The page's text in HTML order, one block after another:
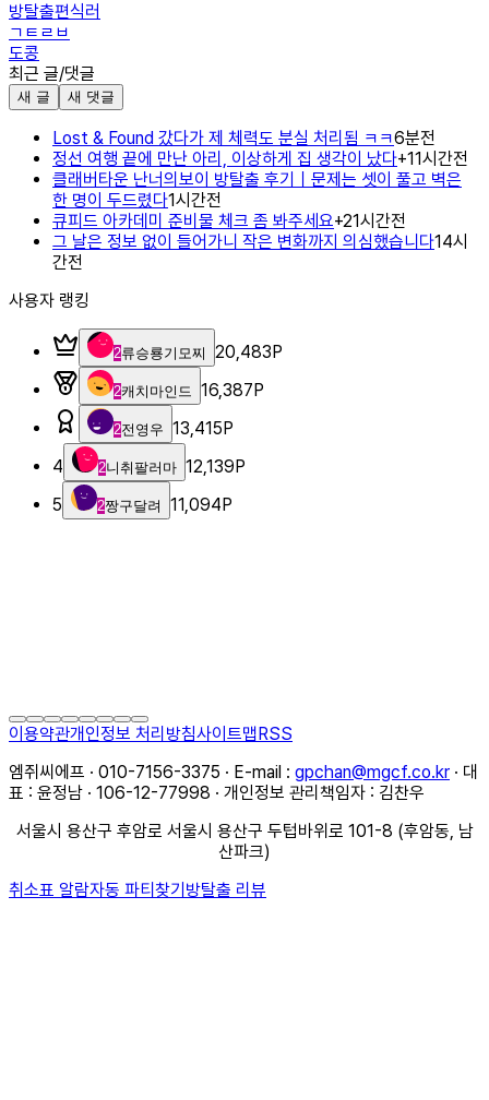
방탈출편식러
ㄱㅌㄹㅂ
도콩
최근 글/댓글
새 글 새 댓글
Lost & Found 갔다가 제 체력도 분실 처리됨 ㅋㅋ6분전
정선 여행 끝에 만난 아리, 이상하게 집 생각이 났다+11시간전
클래버타운 난너의보이 방탈출 후기｜문제는 셋이 풀고 벽은
한 명이 두드렸다1시간전
큐피드 아카데미 준비물 체크 좀 봐주세요+21시간전
그 날은 정보 없이 들어가니 작은 변화까지 의심했습니다14시
간전
사용자 랭킹
2류승룡기모찌 20,483P
2캐치마인드 16,387P
2전영우 13,415P
4
2니취팔러마 12,139P
5
2짱구달려 11,094P
이용약관개인정보 처리방침사이트맵RSS
엠쥐씨에프 · 010-7156-3375 · E-mail : gpchan@mgcf.co.kr · 대
표 : 윤정남 · 106-12-77998 · 개인정보 관리책임자 : 김찬우
서울시 용산구 후암로 서울시 용산구 두텁바위로 101-8 (후암동, 남
산파크)
취소표 알람자동 파티찾기방탈출 리뷰